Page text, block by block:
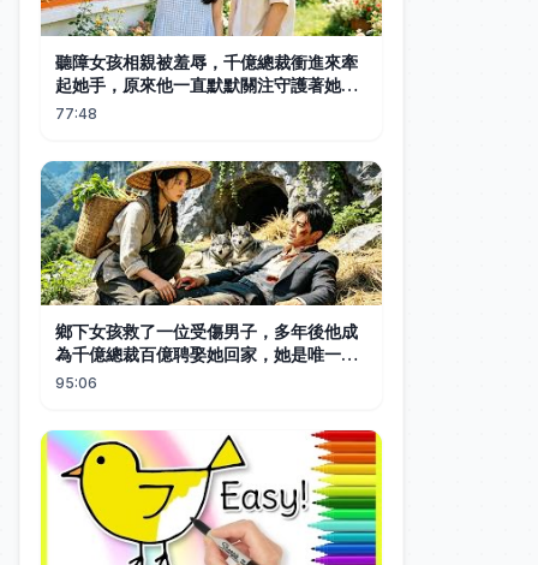
聽障女孩相親被羞辱，千億總裁衝進來牽
起她手，原來他一直默默關注守護著她，
雙向暗戀十年終成正果，如今寵她入骨。
77:48
鄉下女孩救了一位受傷男子，多年後他成
為千億總裁百億聘娶她回家，她是唯一能
治好總裁過敏的女人，被寵成公主。#中
95:06